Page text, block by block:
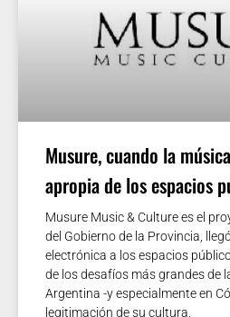
Musure, cuando la
apropia de los espacios
Musure Music & Culture es el
del Gobierno de la Provincia,
electrónica a los espacios
de los desafíos más grandes de
Argentina -y especialmente en
legitimación de su cultura,